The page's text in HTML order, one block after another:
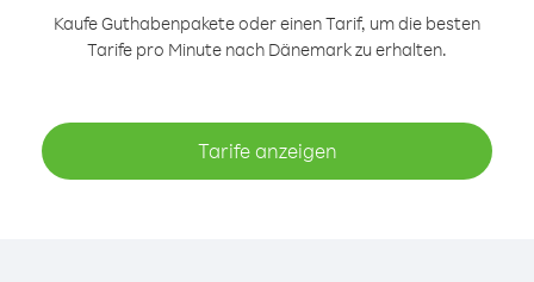
Kaufe Guthabenpakete oder einen Tarif, um die besten
Tarife pro Minute nach Dänemark zu erhalten.
Tarife anzeigen